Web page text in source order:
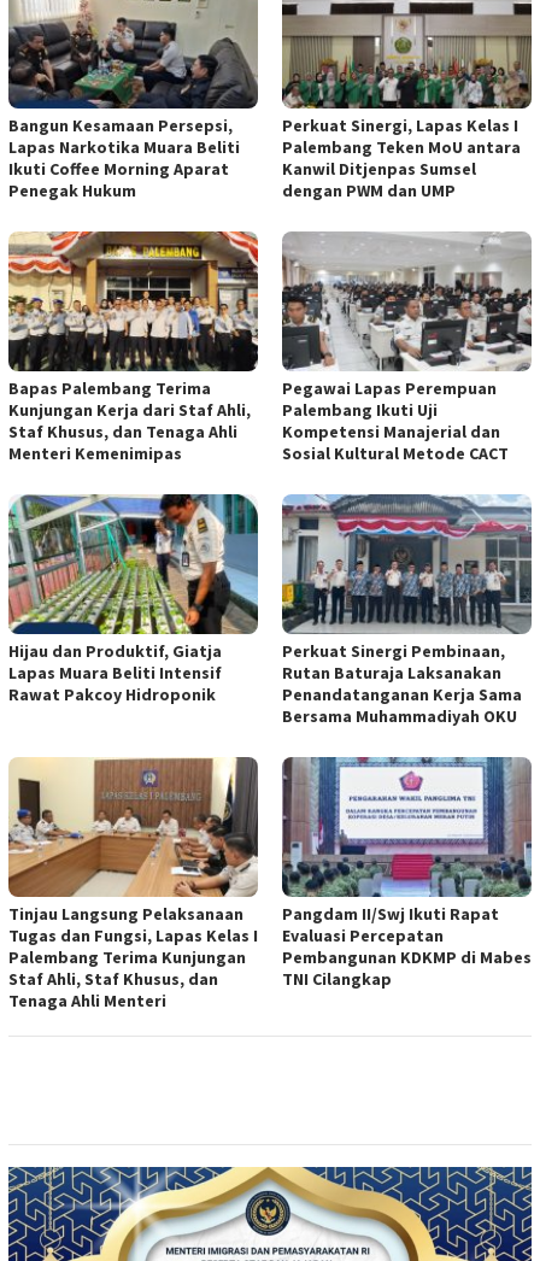
Bangun Kesamaan Persepsi,
Lapas Narkotika Muara Beliti
Ikuti Coffee Morning Aparat
Penegak Hukum
Perkuat Sinergi, Lapas Kelas I
Palembang Teken MoU antara
Kanwil Ditjenpas Sumsel
dengan PWM dan UMP
Bapas Palembang Terima
Kunjungan Kerja dari Staf Ahli,
Staf Khusus, dan Tenaga Ahli
Menteri Kemenimipas
Pegawai Lapas Perempuan
Palembang Ikuti Uji
Kompetensi Manajerial dan
Sosial Kultural Metode CACT
Hijau dan Produktif, Giatja
Lapas Muara Beliti Intensif
Rawat Pakcoy Hidroponik
Perkuat Sinergi Pembinaan,
Rutan Baturaja Laksanakan
Penandatanganan Kerja Sama
Bersama Muhammadiyah OKU
Tinjau Langsung Pelaksanaan
Tugas dan Fungsi, Lapas Kelas I
Palembang Terima Kunjungan
Staf Ahli, Staf Khusus, dan
Tenaga Ahli Menteri
Pangdam II/Swj Ikuti Rapat
Evaluasi Percepatan
Pembangunan KDKMP di Mabes
TNI Cilangkap